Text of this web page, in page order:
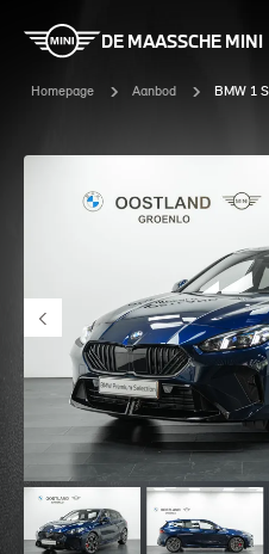
DE MAASSCHE MINI
Homepage Aanbod BMW 1